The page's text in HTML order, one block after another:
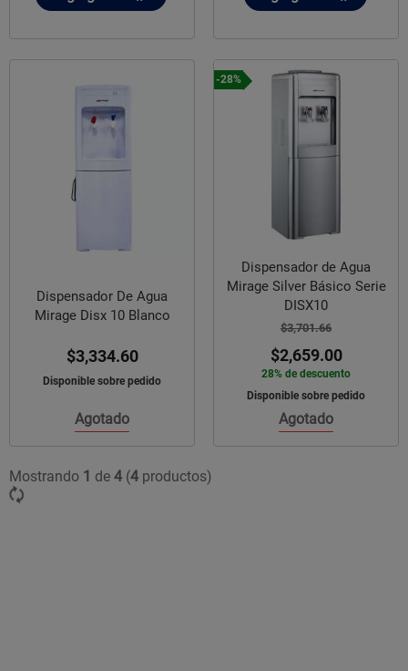
Dispensador De Agua
Mirage Disx 10 Blanco
$3,334.60
Disponible sobre pedido
Agotado
-28%
Dispensador de Agua
Mirage Silver Básico Serie
DISX10
$3,701.66
$2,659.00
28% de descuento
Disponible sobre pedido
Agotado
Mostrando 1 de 4 (4 productos)